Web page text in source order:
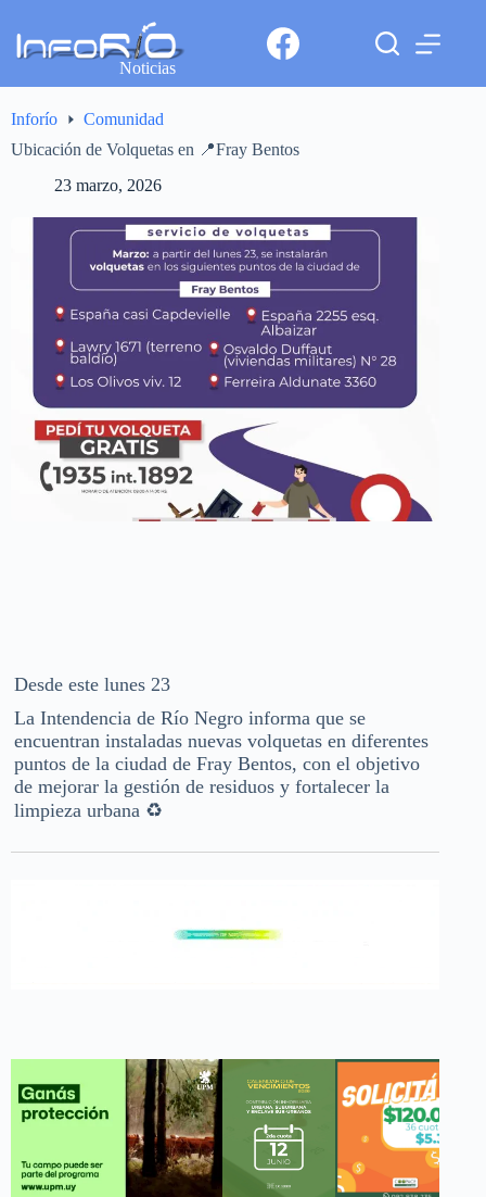
Noticias
Inforío
Comunidad
Ubicación de Volquetas en 📍Fray Bentos
23 marzo, 2026
Desde este lunes 23
La Intendencia de Río Negro informa que se
encuentran instaladas nuevas volquetas en diferentes
puntos de la ciudad de Fray Bentos, con el objetivo
de mejorar la gestión de residuos y fortalecer la
limpieza urbana ♻️